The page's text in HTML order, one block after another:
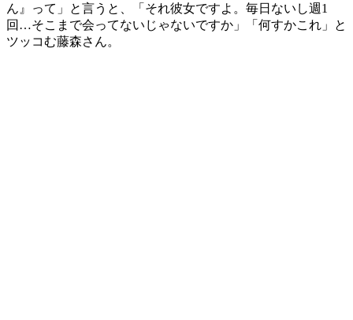
ん』って」と言うと、「それ彼女ですよ。毎日ないし週1
回…そこまで会ってないじゃないですか」「何すかこれ」と
ツッコむ藤森さん。